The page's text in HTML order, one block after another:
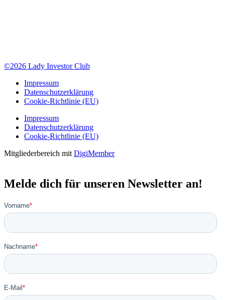
©2026 Lady Investor Club
Impressum
Datenschutzerklärung
Cookie-Richtlinie (EU)
Impressum
Datenschutzerklärung
Cookie-Richtlinie (EU)
Mitgliederbereich mitDigiMember
Melde dich für unseren Newsletter an!